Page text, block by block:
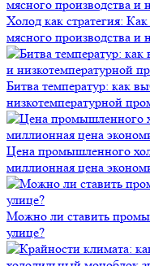
Холод как стратегия:
мясного производства и
Битва температур: как
низкотемпературной
Цена промышленного
миллионная цена
Можно ли ставить
улице?